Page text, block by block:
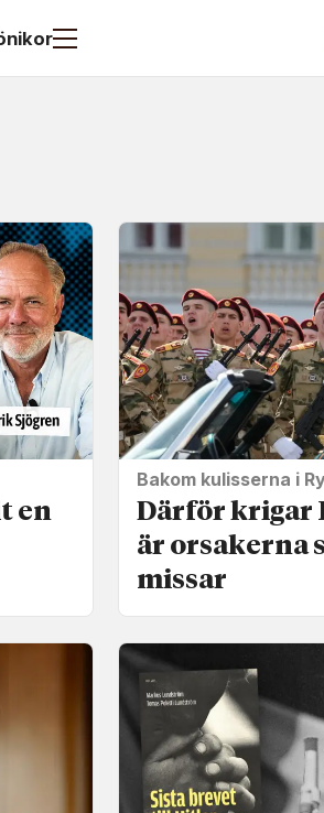
en
Bakom kulisserna i
Därför krigar
är orsakerna
missar